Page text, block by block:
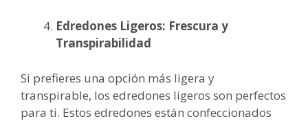
Edredones Ligeros: Frescura y
Transpirabilidad
Si prefieres una opción más ligera y
transpirable, los edredones ligeros son perfectos
para ti. Estos edredones están confeccionados